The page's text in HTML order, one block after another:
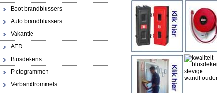
Boot brandblussers
Auto brandblussers
Vakantie
AED
Blusdekens
Pictogrammen
Verbandtrommels